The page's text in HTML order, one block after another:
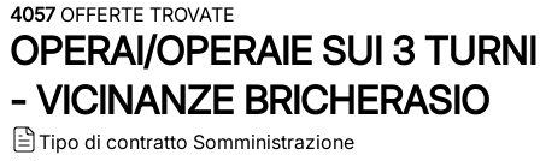
4057 OFFERTE TROVATE
OPERAI/OPERAIE SUI 3 TURNI
- VICINANZE BRICHERASIO
Tipo di contratto Somministrazione